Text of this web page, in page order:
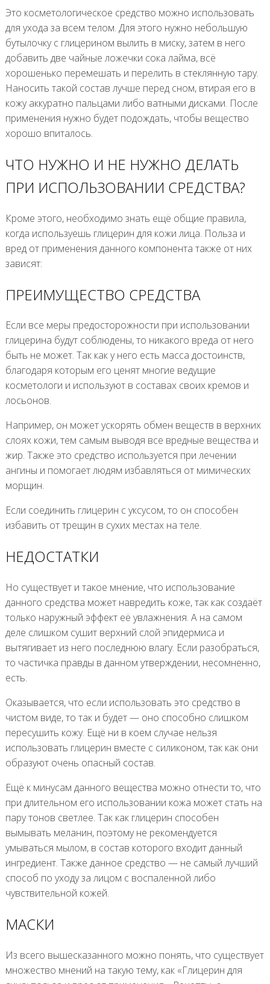
Это косметологическое средство можно использовать
для ухода за всем телом. Для этого нужно небольшую
бутылочку с глицерином вылить в миску, затем в него
добавить две чайные ложечки сока лайма, всё
хорошенько перемешать и перелить в стеклянную тару.
Наносить такой состав лучше перед сном, втирая его в
кожу аккуратно пальцами либо ватными дисками. После
применения нужно будет подождать, чтобы вещество
хорошо впиталось.
ЧТО НУЖНО И НЕ НУЖНО ДЕЛАТЬ
ПРИ ИСПОЛЬЗОВАНИИ СРЕДСТВА?
Кроме этого, необходимо знать ещё общие правила,
когда используешь глицерин для кожи лица. Польза и
вред от применения данного компонента также от них
зависят:
ПРЕИМУЩЕСТВО СРЕДСТВА
Если все меры предосторожности при использовании
глицерина будут соблюдены, то никакого вреда от него
быть не может. Так как у него есть масса достоинств,
благодаря которым его ценят многие ведущие
косметологи и используют в составах своих кремов и
лосьонов.
Например, он может ускорять обмен веществ в верхних
слоях кожи, тем самым выводя все вредные вещества и
жир. Также это средство используется при лечении
ангины и помогает людям избавляться от мимических
морщин.
Если соединить глицерин с уксусом, то он способен
избавить от трещин в сухих местах на теле.
НЕДОСТАТКИ
Но существует и такое мнение, что использование
данного средства может навредить коже, так как создаёт
только наружный эффект её увлажнения. А на самом
деле слишком сушит верхний слой эпидермиса и
вытягивает из него последнюю влагу. Если разобраться,
то частичка правды в данном утверждении, несомненно,
есть.
Оказывается, что если использовать это средство в
чистом виде, то так и будет — оно способно слишком
пересушить кожу. Ещё ни в коем случае нельзя
использовать глицерин вместе с силиконом, так как они
образуют очень опасный состав.
Ещё к минусам данного вещества можно отнести то, что
при длительном его использовании кожа может стать на
пару тонов светлее. Так как глицерин способен
вымывать меланин, поэтому не рекомендуется
умываться мылом, в состав которого входит данный
ингредиент. Также данное средство — не самый лучший
способ по уходу за лицом с воспаленной либо
чувствительной кожей.
МАСКИ
Из всего вышесказанного можно понять, что существует
множество мнений на такую тему, как «Глицерин для